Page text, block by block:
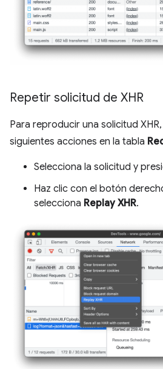
Repetir solicitud de XHR
Para reproducir una solicitud
siguientes acciones en la tabla
Selecciona la solicitud y
Haz clic con el botón
selecciona Replay XHR.